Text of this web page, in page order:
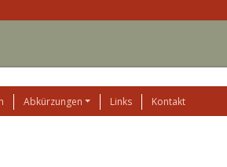
Abkürzungen Links Kontakt